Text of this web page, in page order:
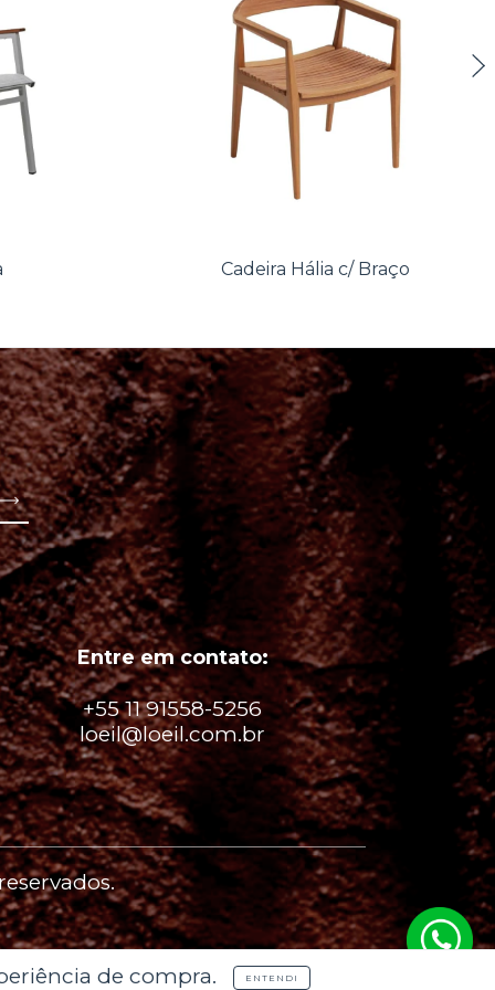
de compra. ENTENDI
Cadeira Hália c/ Braço
Entre em contato:
+55 11 91558-5256
loeil@loeil.com.br